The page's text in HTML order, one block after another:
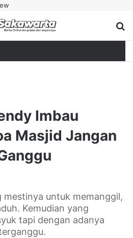
Imbau
Masjid Jangan
mestinya untuk memanggil,
Kemudian yang
tapi dengan adanya